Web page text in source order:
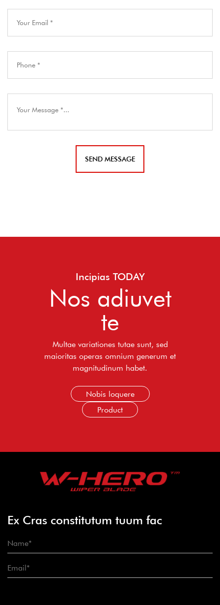
Incipias TODAY
Nos adiuvet
te
Multae variationes tutae sunt, sed
maioritas operas omnium generum et
magnitudinum habet.
Nobis loquere
Product
Ex Cras constitutum tuum fac